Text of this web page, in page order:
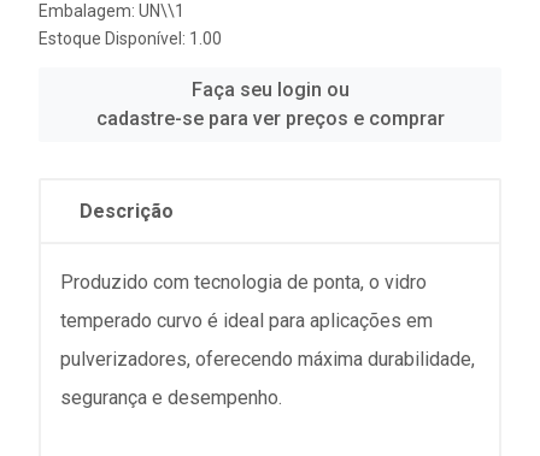
Embalagem: UN\\1
Estoque Disponível: 1.00
Faça seu login ou
cadastre-se para ver preços e comprar
Descrição
Produzido com tecnologia de ponta, o vidro
temperado curvo é ideal para aplicações em
pulverizadores, oferecendo máxima durabilidade,
segurança e desempenho.